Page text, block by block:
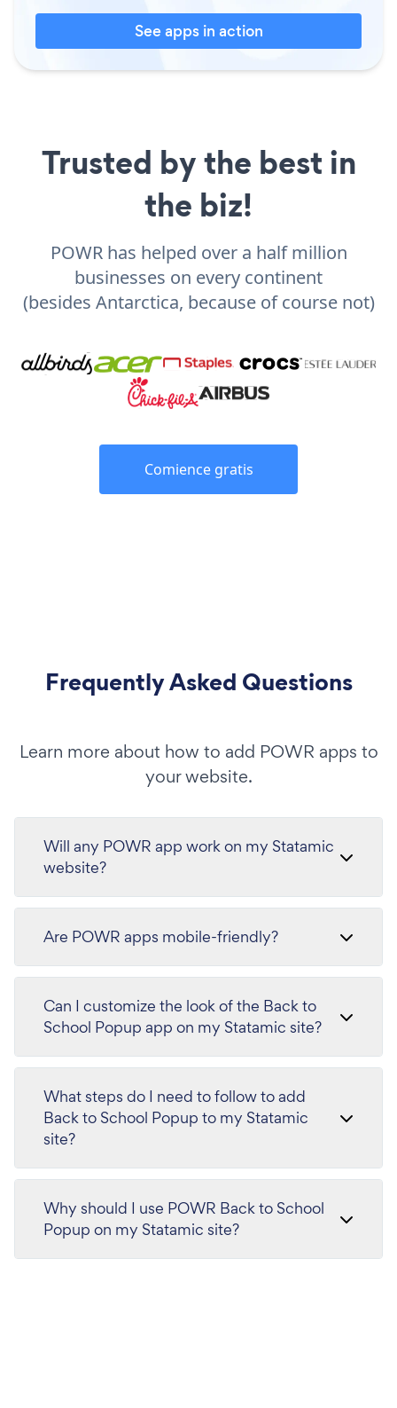
See apps in action
Trusted by the best in
the biz!
POWR has helped over a half million
businesses on every continent
(besides Antarctica, because of course not)
Comience gratis
Frequently Asked Questions
Learn more about how to add POWR apps to
your website.
Will any POWR app work on my Statamic
website?
Are POWR apps mobile-friendly?
Can I customize the look of the Back to
School Popup app on my Statamic site?
What steps do I need to follow to add
Back to School Popup to my Statamic
site?
Why should I use POWR Back to School
Popup on my Statamic site?